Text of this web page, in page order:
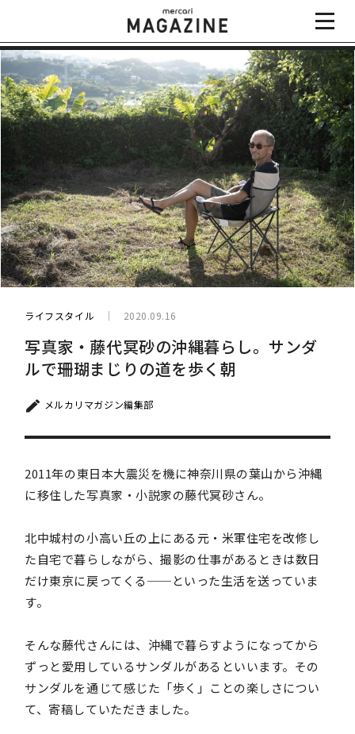
ライフスタイル 2020.09.16
写真家・藤代冥砂の沖縄暮らし。サンダ
ルで珊瑚まじりの道を歩く朝
メルカリマガジン編集部
2011年の東日本大震災を機に神奈川県の葉山から沖縄
に移住した写真家・小説家の藤代冥砂さん。
北中城村の小高い丘の上にある元・米軍住宅を改修し
た自宅で暮らしながら、撮影の仕事があるときは数日
だけ東京に戻ってくる──といった生活を送っていま
す。
そんな藤代さんには、沖縄で暮らすようになってから
ずっと愛用しているサンダルがあるといいます。その
サンダルを通じて感じた「歩く」ことの楽しさについ
て、寄稿していただきました。